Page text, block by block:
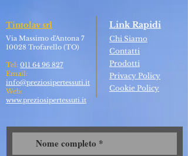
Link Rapidi
Chi Siamo
Contatti
Prodotti
Privacy Policy
Cookie Policy
Tintolav srl
Via Massimo d'Antona 7
10028 Trofarello (TO)
Tel: 011 64 96 827
Email:
info@preziosipertessuti.it
Web:
www.preziosipertessuti.it